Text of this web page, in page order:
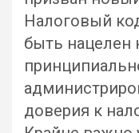
Налоговый
быть нацелен
доверия к